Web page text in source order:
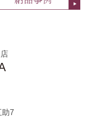
助7